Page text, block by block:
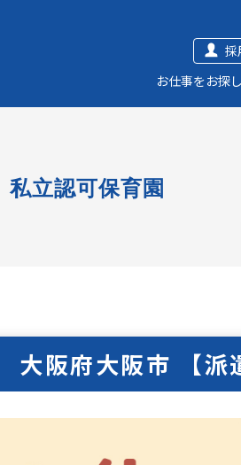
採
お仕事をお探
私立認可保育園
大阪府大阪市 【派